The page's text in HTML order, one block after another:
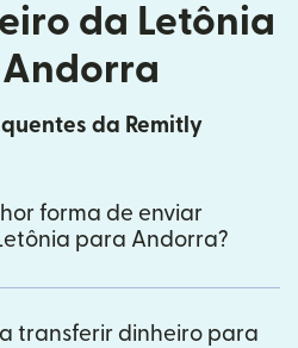
da Letônia
da Remitly
forma de enviar
para Andorra?
transferir dinheiro para